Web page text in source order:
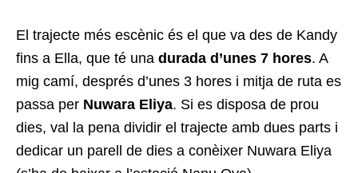
El trajecte més escènic és el que va des de Kandy
fins a Ella, que té una durada d’unes 7 hores. A
mig camí, després d’unes 3 hores i mitja de ruta es
passa per Nuwara Eliya. Si es disposa de prou
dies, val la pena dividir el trajecte amb dues parts i
dedicar un parell de dies a conèixer Nuwara Eliya